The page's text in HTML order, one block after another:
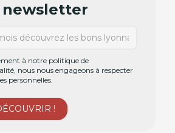
newsletter
à notre politique de
nous nous engageons à respecter
personnelles.